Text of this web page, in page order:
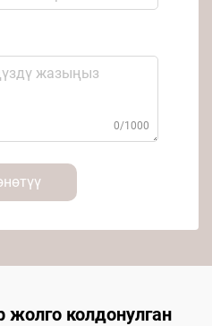
0/1000
жолго колдонулган